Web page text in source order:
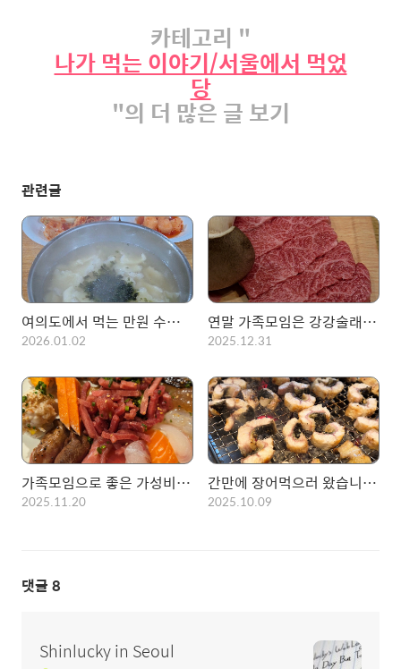
카테고리 "
나가 먹는 이야기/서울에서 먹었
당
"의 더 많은 글 보기
관련글
여의도에서 먹는 만원 수제비! 영원식당
2026.01.02
연말 가족모임은 강강술래에서!! 내년대비 미리 한우 많이 먹어놓음.
2025.12.31
가족모임으로 좋은 가성비의 뷔페, 고메스퀘어
2025.11.20
간만에 장어먹으러 왔습니다, 천년풍천장어
2025.10.09
댓글 8
Shinlucky in Seoul